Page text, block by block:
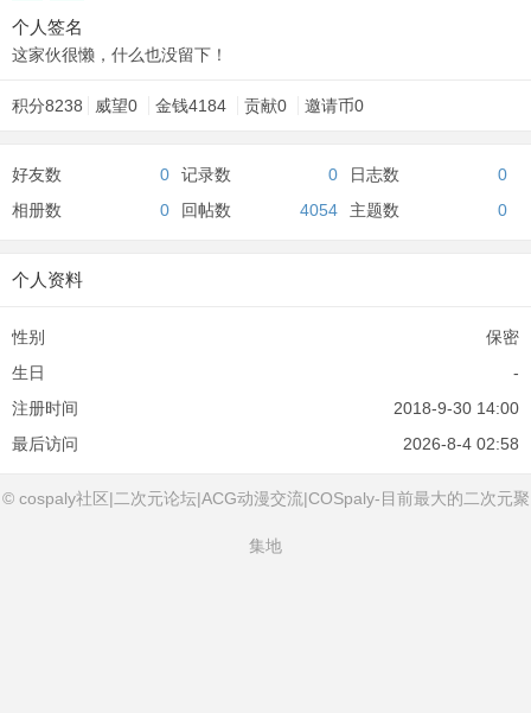
个人签名
这家伙很懒，什么也没留下！
积分8238 威望0 金钱4184 贡献0 邀请币0
好友数 0 记录数 0 日志数
0
相册数
0 回帖数 4054 主题数 0
个人资料
性别
保密
生日
-
注册时间
2018-9-30 14:00
最后访问
2026-8-4 02:58
© cospaly社区|二次元论坛|ACG动漫交流|COSpaly-目前最大的二次元聚
集地